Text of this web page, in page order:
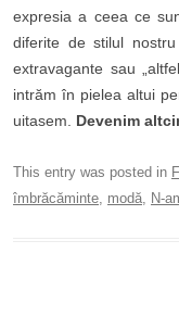
expresia a ceea ce
diferite de stilul
extravagante sau
intrăm în pielea altui
uitasem. Devenim
This entry was posted in
îmbrăcăminte, modă, N-